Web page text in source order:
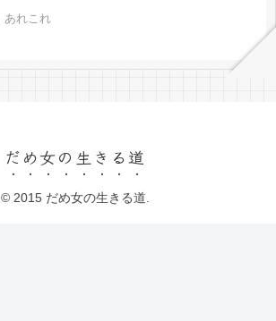
あれこれ
だめ女の生きる道
© 2015 だめ女の生きる道.